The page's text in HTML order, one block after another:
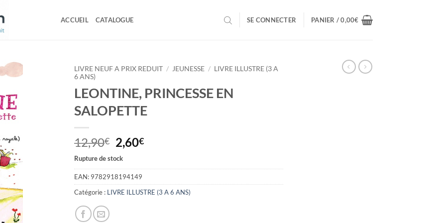
ACCUEIL CATALOGUE SE CONNECTER PANIER /0,00€
LIVRE NEUF A PRIX REDUIT / JEUNESSE / LIVRE ILLUSTRE (3 A
6 ANS)
LEONTINE, PRINCESSE EN
SALOPETTE
12,90€ Le
prix
initial
était :
12,90€.
2,60€Le
actuel
2,60€.
Rupture de stock
EAN: 9782918194149
Catégorie : LIVRE ILLUSTRE (3 A 6 ANS)